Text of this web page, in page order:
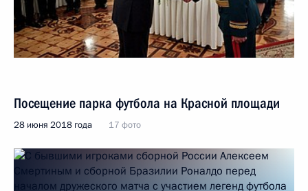
Посещение парка футбола на Красной площади
28 июня 2018 года 17 фото